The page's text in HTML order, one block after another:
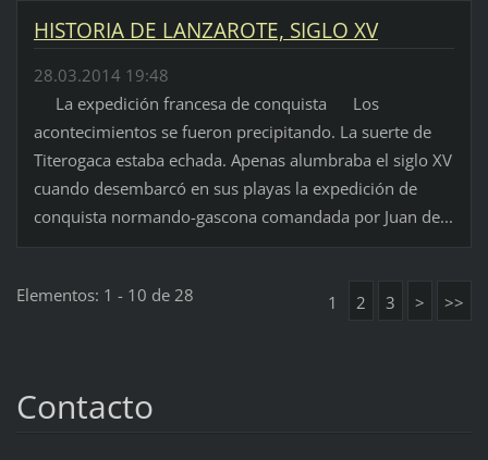
HISTORIA DE LANZAROTE, SIGLO XV
28.03.2014 19:48
La expedición francesa de conquista Los
acontecimientos se fueron precipitando. La suerte de
Titerogaca estaba echada. Apenas alumbraba el siglo XV
cuando desembarcó en sus playas la expedición de
conquista normando-gascona comandada por Juan de...
Elementos: 1 - 10 de 28 1 2 3 > >>
Contacto